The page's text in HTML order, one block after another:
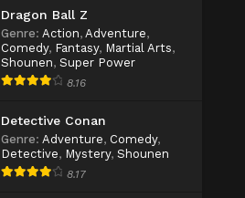
Dragon Ball Z
Genre: Action, Adventure,
Comedy, Fantasy, Martial Arts,
Shounen, Super Power
8.16
Detective Conan
Genre: Adventure, Comedy,
Detective, Mystery, Shounen
8.17